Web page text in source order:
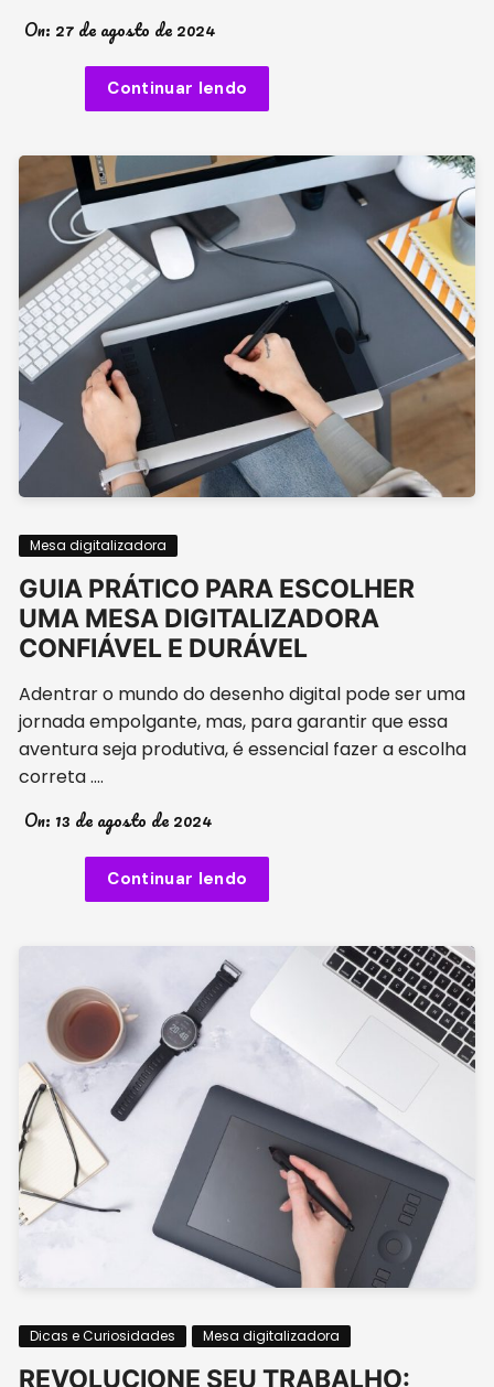
On: 27 de agosto de 2024
Continuar lendo
Mesa digitalizadora
GUIA PRÁTICO PARA ESCOLHER
UMA MESA DIGITALIZADORA
CONFIÁVEL E DURÁVEL
Adentrar o mundo do desenho digital pode ser uma
jornada empolgante, mas, para garantir que essa
aventura seja produtiva, é essencial fazer a escolha
correta ….
On: 13 de agosto de 2024
Continuar lendo
Dicas e Curiosidades Mesa digitalizadora
REVOLUCIONE SEU TRABALHO: